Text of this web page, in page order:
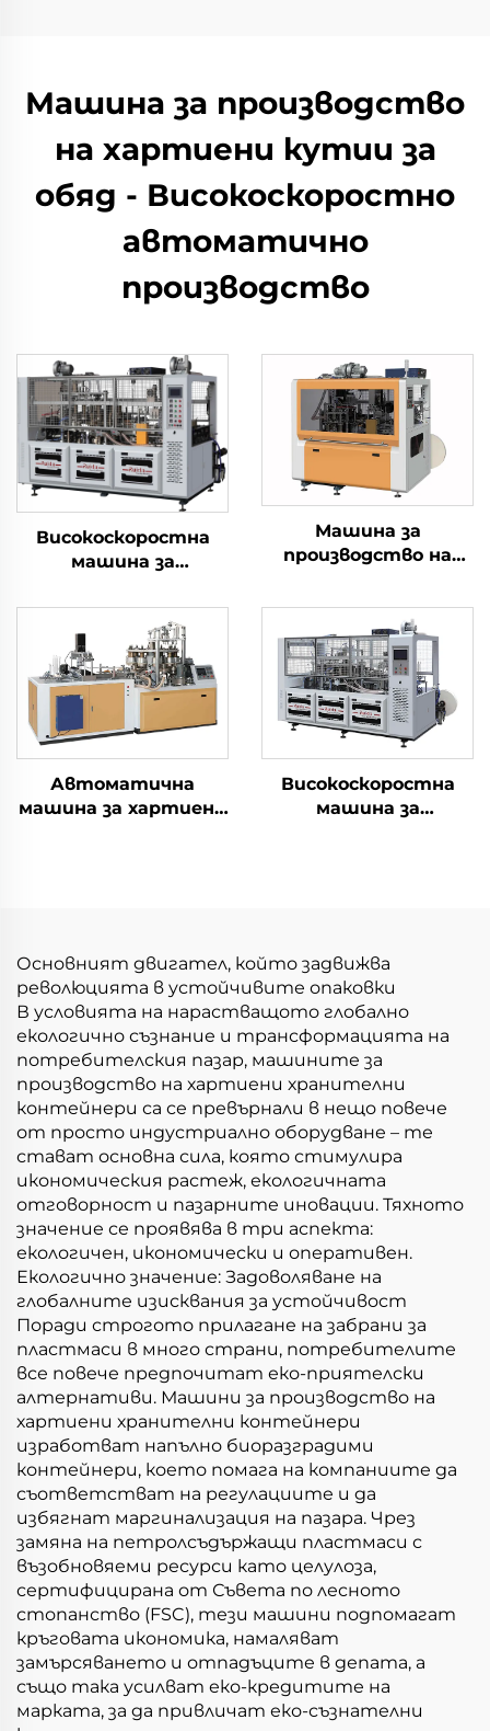
Машина за производство
на хартиени кутии за
обяд - Високоскоростно
автоматично
производство
Високоскоростна
машина за
хартиени кофи
Машина за
производство на
Автоматична
машина за хартиени
Високоскоростна
машина за
Основният двигател, който задвижва
революцията в устойчивите опаковки
В условията на нарастващото глобално
екологично съзнание и трансформацията на
потребителския пазар, машините за
производство на хартиени хранителни
контейнери са се превърнали в нещо повече
от просто индустриално оборудване – те
стават основна сила, която стимулира
икономическия растеж, екологичната
отговорност и пазарните иновации. Тяхното
значение се проявява в три аспекта:
екологичен, икономически и оперативен.
Екологично значение: Задоволяване на
глобалните изисквания за устойчивост
Поради строгото прилагане на забрани за
пластмаси в много страни, потребителите
все повече предпочитат еко-приятелски
алтернативи. Машини за производство на
хартиени хранителни контейнери
изработват напълно биоразградими
контейнери, което помага на компаниите да
съответстват на регулациите и да
избягнат маргинализация на пазара. Чрез
замяна на петролсъдържащи пластмаси с
възобновяеми ресурси като целулоза,
сертифицирана от Съвета по лесното
стопанство (FSC), тези машини подпомагат
кръговата икономика, намаляват
замърсяването и отпадъците в депата, а
също така усилват еко-кредитите на
марката, за да привличат еко-съзнателни